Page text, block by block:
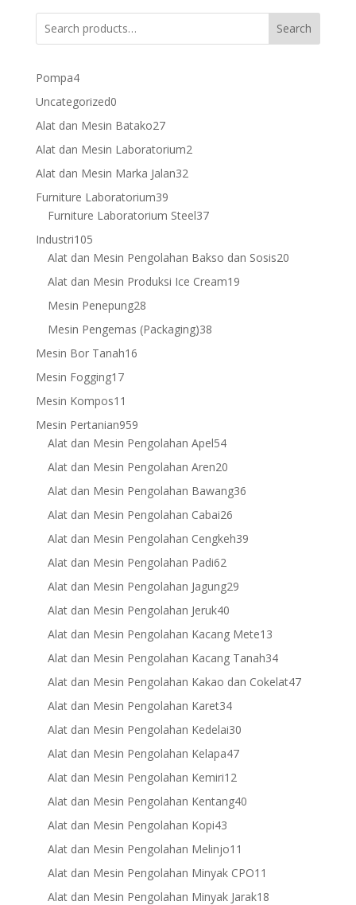
Search
Pompa44
products
Uncategorized00
products
Alat dan Mesin Batako2727
products
Alat dan Mesin Laboratorium22
Alat dan Mesin Marka Jalan3232
Furniture Laboratorium3939
products
Furniture Laboratorium Steel3737
Industri105105
products
Alat dan Mesin Pengolahan Bakso dan Sosis2020
Alat dan Mesin Produksi Ice Cream1919
Mesin Penepung2828
products
Mesin Pengemas (Packaging)3838
Mesin Bor Tanah1616
Mesin Fogging1717
products
Mesin Kompos11
products
Mesin Pertanian959959
products
Alat dan Mesin Pengolahan Apel5454
products
Alat dan Mesin Pengolahan Aren2020
products
Alat dan Mesin Pengolahan Bawang3636
Alat dan Mesin Pengolahan Cabai2626
products
Alat dan Mesin Pengolahan Cengkeh3939
Alat dan Mesin Pengolahan Padi6262
products
Alat dan Mesin Pengolahan Jagung2929
Alat dan Mesin Pengolahan Jeruk4040
products
Alat dan Mesin Pengolahan Kacang Mete1313
products
Alat dan Mesin Pengolahan Kacang Tanah3434
products
Alat dan Mesin Pengolahan Kakao dan Cokelat4747
Alat dan Mesin Pengolahan Karet3434
products
Alat dan Mesin Pengolahan Kedelai3030
Alat dan Mesin Pengolahan Kelapa4747
Alat dan Mesin Pengolahan Kemiri1212
products
Alat dan Mesin Pengolahan Kentang4040
Alat dan Mesin Pengolahan Kopi4343
products
Alat dan Mesin Pengolahan Melinjo11
products
Alat dan Mesin Pengolahan Minyak CPO11
products
Alat dan Mesin Pengolahan Minyak Jarak1818